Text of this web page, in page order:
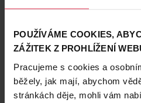
POUŽÍVÁME COOKIES,
ZÁŽITEK Z PROHLÍŽENÍ
Pracujeme s cookies a
běžely, jak mají, abychom
stránkách děje, mohli vám
načítám